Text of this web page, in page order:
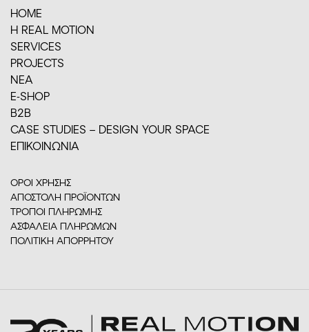
HOME
H REAL MOTION
SERVICES
PROJECTS
ΝΕΑ
E-SHOP
Β2Β
CASE STUDIES – DESIGN YOUR SPACE
ΕΠΙΚΟΙΝΩΝΙΑ
ΟΡΟΙ ΧΡΗΣΗΣ
ΑΠΟΣΤΟΛΗ ΠΡΟΪΟΝΤΩΝ
ΤΡΟΠΟΙ ΠΛΗΡΩΜΗΣ
ΑΣΦΑΛΕΙΑ ΠΛΗΡΩΜΩΝ
ΠΟΛΙΤΙΚΗ ΑΠΟΡΡΗΤΟΥ